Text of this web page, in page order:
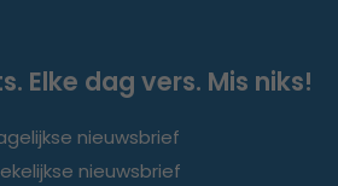
Elke dag vers. Mis niks!
nieuwsbrief
nieuwsbrief